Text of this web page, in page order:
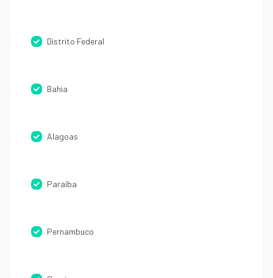
Distrito Federal
Bahia
Alagoas
Paraíba
Pernambuco